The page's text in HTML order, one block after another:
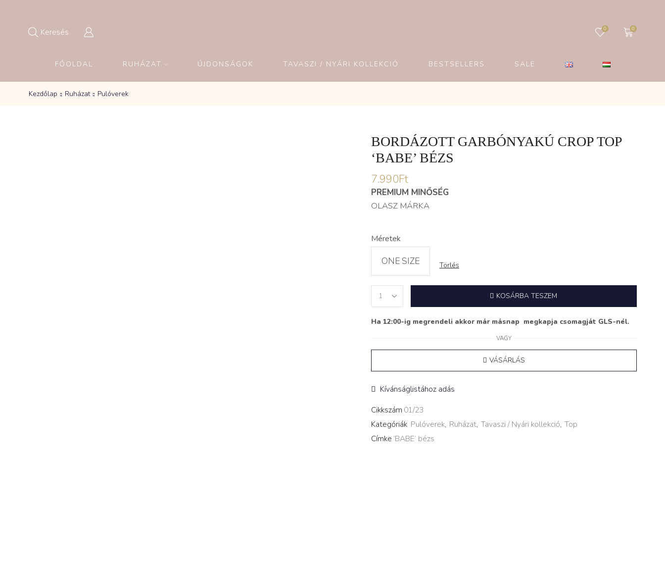
Keresés 0 0
FŐOLDAL RUHÁZAT ÚJDONSÁGOK TAVASZI / NYÁRI KOLLEKCIÓ BESTSELLERS SALE
Kezdőlap Ruházat Pulóverek
BORDÁZOTT GARBÓNYAKÚ CROP TOP
‘BABE’ BÉZS
7.990Ft
PREMIUM MINŐSÉG
OLASZ MÁRKA
Méretek
ONE SIZE Törlés
Bordázott
crop
bézs
KOSÁRBA TESZEM
Ha 12:00-ig megrendeli akkor már másnap megkapja csomagját GLS-nél.
VAGY
VÁSÁRLÁS
Kívánságlistához adás
Cikkszám 01/23
Kategóriák Pulóverek, Ruházat, Tavaszi / Nyári kollekció, Top
Címke ‘BABE’ bézs